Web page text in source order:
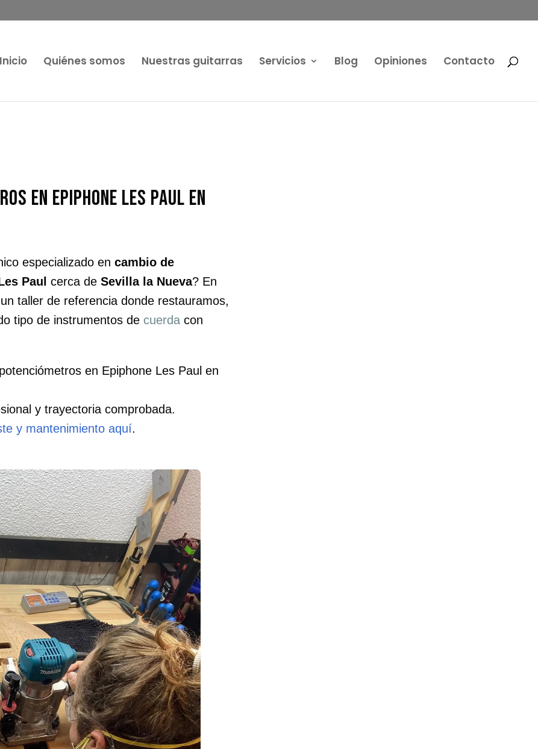
Inicio Quiénes somos Nuestras guitarras Servicios Blog Opiniones Contacto
en Epiphone Les Paul en
especializado encambio de
Paul cerca deSevilla la Nueva? En
taller de referencia donde restauramos,
tipo de instrumentos de cuerda con
en Epiphone Les Paul en
y trayectoria comprobada.
y mantenimiento aquí.